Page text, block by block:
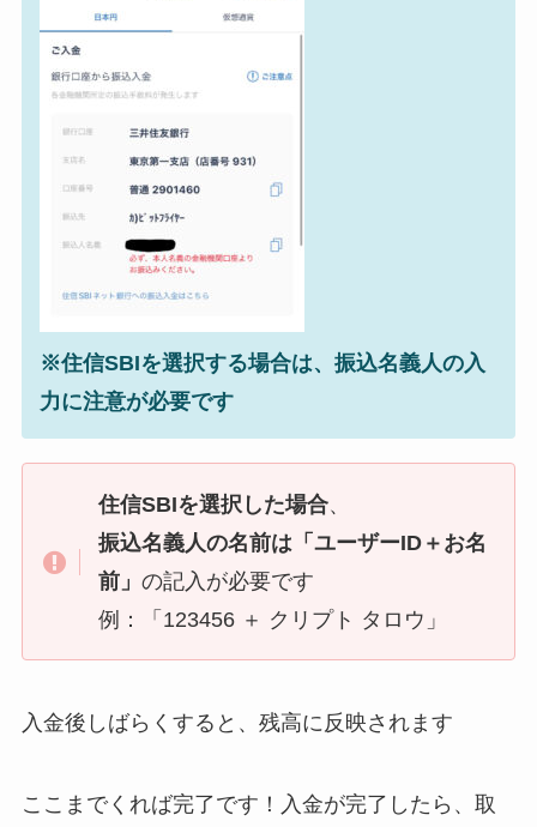
※住信SBIを選択する場合は、振込名義人の入
力に注意が必要です
住信SBIを選択した場合、
振込名義人の名前は「ユーザーID＋お名
前」 の記入が必要です
例：「123456 ＋ クリプト タロウ」
入金後しばらくすると、残高に反映されます
ここまでくれば完了です！入金が完了したら、取